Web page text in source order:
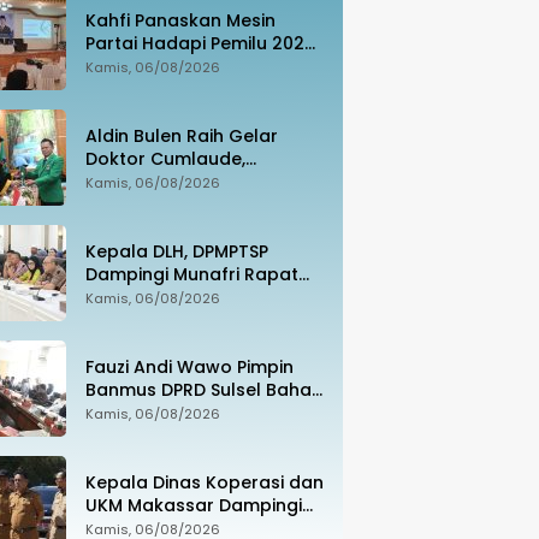
Kahfi Panaskan Mesin
Partai Hadapi Pemilu 2029.
PAN Siap Rebut
Kamis, 06/08/2026
Aldin Bulen Raih Gelar
Doktor Cumlaude,
Tawarkan Model Baru
Kamis, 06/08/2026
Kepala DLH, DPMPTSP
Dampingi Munafri Rapat
Bersama Kementerian LH,
Kamis, 06/08/2026
Fauzi Andi Wawo Pimpin
Banmus DPRD Sulsel Bahas
Rencana Kerja Tahun 2027
Kamis, 06/08/2026
Kepala Dinas Koperasi dan
UKM Makassar Dampingi
Menko Pangan Tinjau
Kamis, 06/08/2026